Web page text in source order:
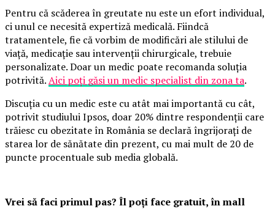
Pentru că scăderea în greutate nu este un efort individual,
ci unul ce necesită expertiză medicală. Fiindcă
tratamentele, fie că vorbim de modificări ale stilului de
viață, medicație sau intervenții chirurgicale, trebuie
personalizate. Doar un medic poate recomanda soluția
potrivită.Aici poți găsi un medic specialist din zona ta.
Discuția cu un medic este cu atât mai importantă cu cât,
potrivit studiului Ipsos, doar 20% dintre respondenții care
trăiesc cu obezitate în România se declară îngrijorați de
starea lor de sănătate din prezent, cu mai mult de 20 de
puncte procentuale sub media globală.
Vrei să faci primul pas? Îl poți face gratuit, în mall